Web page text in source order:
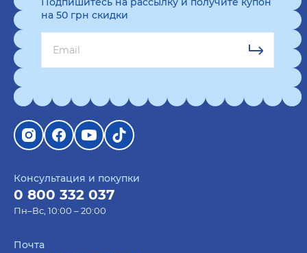
Консультация и покупки
0 800 332 037
Пн–Вс, 10:00 – 20:00
Почта
на 50 грн скидки